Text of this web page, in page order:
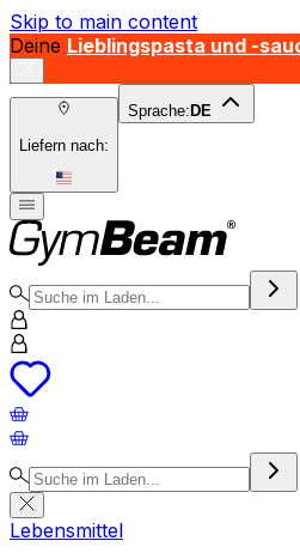
Skip to main content
Deine Lieblingspasta und -
Liefern nach:
Sprache: DE
Lebensmittel